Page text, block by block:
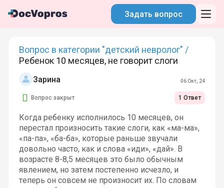
Задать вопрос
Вопрос в категории "детский невролог" /
Ребенок 10 месяцев, не говорит слоги
Зарина 06 Окт, 24
Вопрос закрыт 1 Ответ
Когда ребенку исполнилось 10 месяцев, он
перестал произносить такие слоги, как «ма-ма»,
«па-па», «ба-ба», которые раньше звучали
довольно часто, как и слова «иди», «дай». В
возрасте 8-8,5 месяцев это было обычным
явлением, но затем постепенно исчезло, и
теперь он совсем не произносит их. По словам